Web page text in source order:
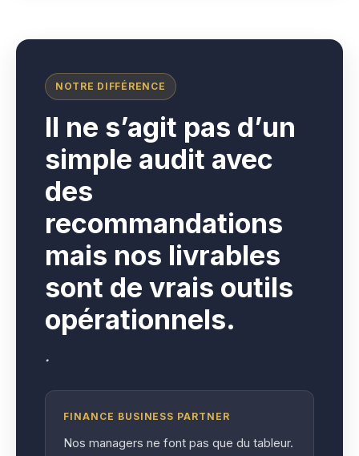
NOTRE DIFFÉRENCE
Il ne s’agit pas d’un
simple audit avec
des
recommandations
mais nos livrables
sont de vrais outils
opérationnels.
.
FINANCE BUSINESS PARTNER
Nos managers ne font pas que du tableur.